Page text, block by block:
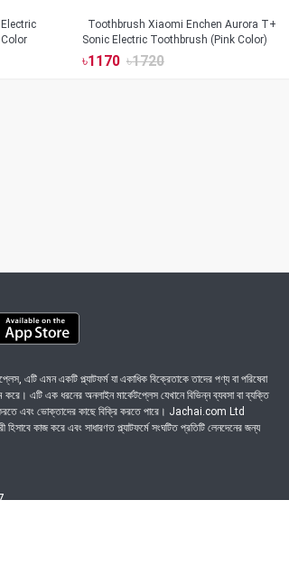
Toothbrush Xiaomi Enchen Aurora T+
Sonic Electric Toothbrush (Pink Color)
৳1170 ৳1720
এটি এমন একটি প্ল্যাটফর্ম যা একাধিক বিক্রেতাকে তাদের পণ্য বা পরিষেবা
এটি এক ধরনের অনলাইন মার্কেটপ্লেস যেখানে বিভিন্ন ব্যবসা বা ব্যক্তি
করতে এবং ভোক্তাদের কাছে বিক্রি করতে পারে। Jachai.com Ltd
কাজ করে এবং সাধারণত প্ল্যাটফর্মে সংঘটিত প্রতিটি লেনদেনের জন্য